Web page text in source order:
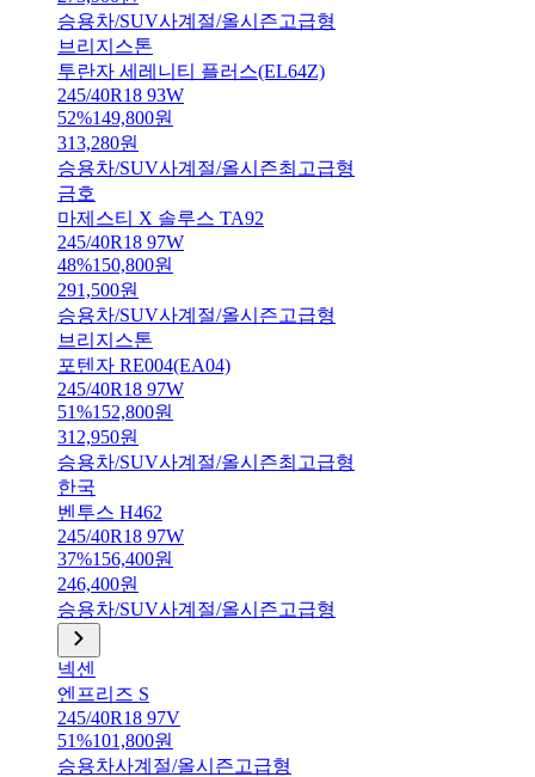
승용차/SUV사계절/올시즌고급형
브리지스톤
투란자 세레니티 플러스(EL64Z)
245/40R18 93W
52%149,800원
313,280원
승용차/SUV사계절/올시즌최고급형
금호
마제스티 X 솔루스 TA92
245/40R18 97W
48%150,800원
291,500원
승용차/SUV사계절/올시즌고급형
브리지스톤
포텐자 RE004(EA04)
245/40R18 97W
51%152,800원
312,950원
승용차/SUV사계절/올시즌최고급형
한국
벤투스 H462
245/40R18 97W
37%156,400원
246,400원
승용차/SUV사계절/올시즌고급형
넥센
엔프리즈 S
245/40R18 97V
51%101,800원
승용차사계절/올시즌고급형